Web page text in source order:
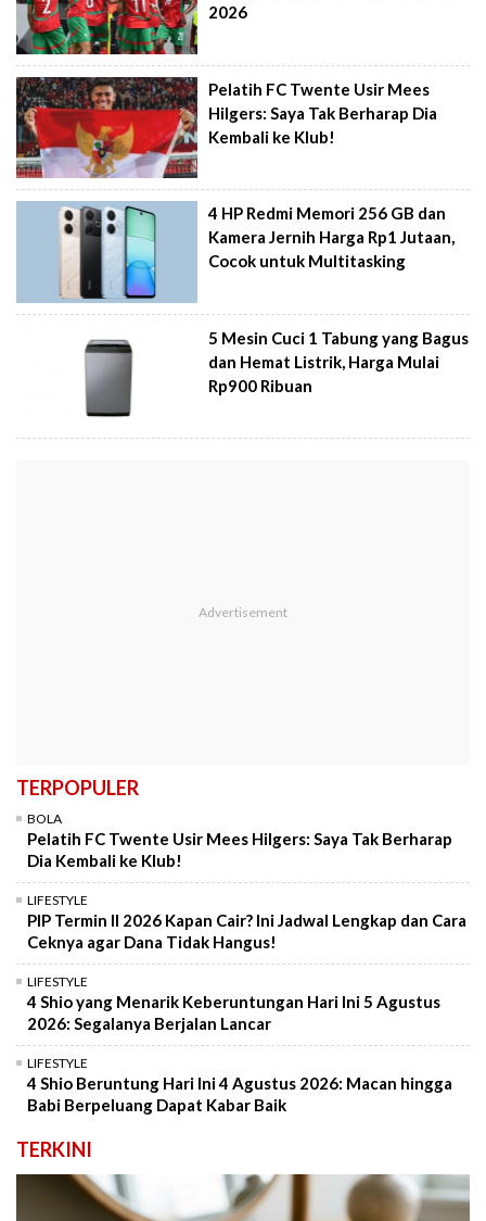
2026
Pelatih FC Twente Usir Mees
Hilgers: Saya Tak Berharap Dia
Kembali ke Klub!
4 HP Redmi Memori 256 GB dan
Kamera Jernih Harga Rp1 Jutaan,
Cocok untuk Multitasking
5 Mesin Cuci 1 Tabung yang Bagus
dan Hemat Listrik, Harga Mulai
Rp900 Ribuan
TERPOPULER
BOLA
Pelatih FC Twente Usir Mees Hilgers: Saya Tak Berharap
Dia Kembali ke Klub!
LIFESTYLE
PIP Termin II 2026 Kapan Cair? Ini Jadwal Lengkap dan Cara
Ceknya agar Dana Tidak Hangus!
LIFESTYLE
4 Shio yang Menarik Keberuntungan Hari Ini 5 Agustus
2026: Segalanya Berjalan Lancar
LIFESTYLE
4 Shio Beruntung Hari Ini 4 Agustus 2026: Macan hingga
Babi Berpeluang Dapat Kabar Baik
TERKINI